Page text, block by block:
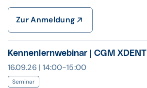
Zur Anmeldung
Kennenlernwebinar | CGM XDENT
16.09.26 | 14:00-15:00
Seminar